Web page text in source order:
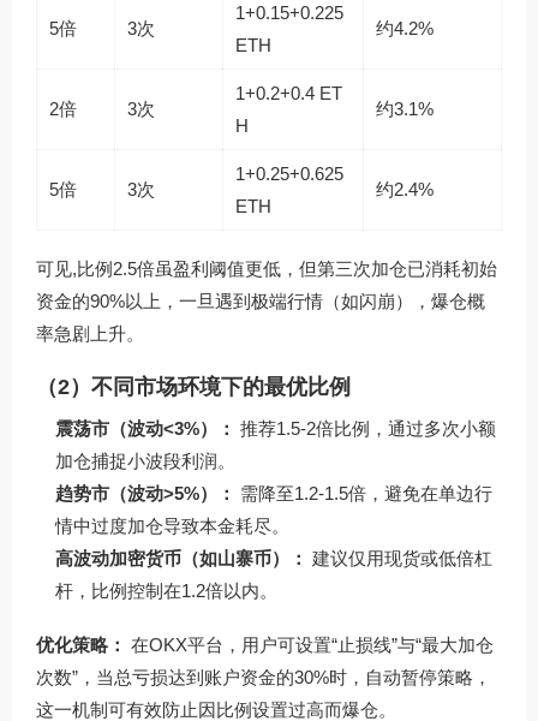
5倍 3次
1+0.15+0.225
ETH
约4.2%
2倍 3次
1+0.2+0.4 ET
H
约3.1%
5倍 3次
1+0.25+0.625
ETH
约2.4%
可见,比例2.5倍虽盈利阈值更低，但第三次加仓已消耗初始
资金的90%以上，一旦遇到极端行情（如闪崩），爆仓概
率急剧上升。
（2）不同市场环境下的最优比例
震荡市（波动<3%）： 推荐1.5-2倍比例，通过多次小额
加仓捕捉小波段利润。
趋势市（波动>5%）：
需降至1.2-1.5倍，避免在单边行
情中过度加仓导致本金耗尽。
高波动加密货币（如山寨币）： 建议仅用现货或低倍杠
杆，比例控制在1.2倍以内。
优化策略： 在OKX平台，用户可设置“止损线”与“最大加仓
次数”，当总亏损达到账户资金的30%时，自动暂停策略，
这一机制可有效防止因比例设置过高而爆仓。